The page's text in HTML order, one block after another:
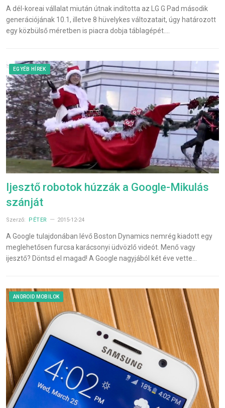
A dél-koreai vállalat miután útnak indította az LG G Pad második
generációjának 10.1, illetve 8 hüvelykes változatait, úgy határozott
egy közbülső méretben is piacra dobja táblagépét.…
EGYÉB HÍREK
Ijesztő robotok húzzák a Google-Mikulás
szánját
Szerző: PÉTER 2015-12-24
A Google tulajdonában lévő Boston Dynamics nemrég kiadott egy
meglehetősen furcsa karácsonyi üdvözlő videót. Menő vagy
ijesztő? Döntsd el magad! A Google nagyjából két éve vette…
ANDROID MOBILOK